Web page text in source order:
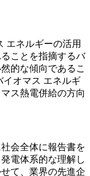
エネルギーの活用
ことを指摘するバ
的な傾向であるこ
イオマス エネルギ
ス熱電併給の方向
会全体に報告書を
電体系的な理解し
て、業界の先進企